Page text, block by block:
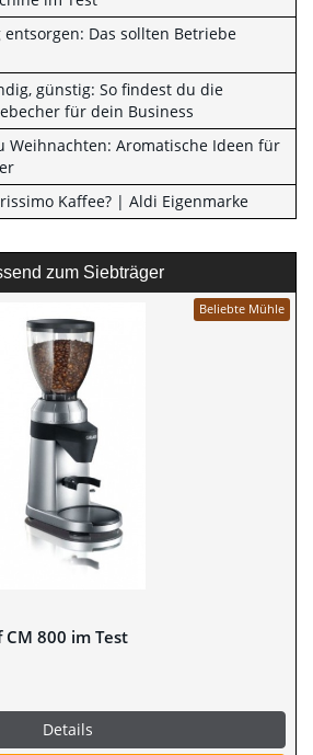
Das sollten Betriebe
günstig: So findest du die
für dein Business
Weihnachten: Aromatische Ideen für
Kaffee? | Aldi Eigenmarke
zum Siebträger
Beliebte Mühle
800 im Test
Details